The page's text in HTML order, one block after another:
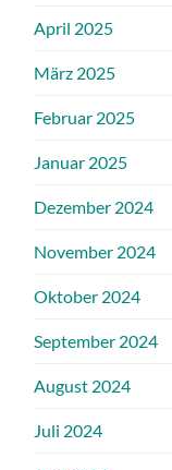
April 2025
März 2025
Februar 2025
Januar 2025
Dezember 2024
November 2024
Oktober 2024
September 2024
August 2024
Juli 2024